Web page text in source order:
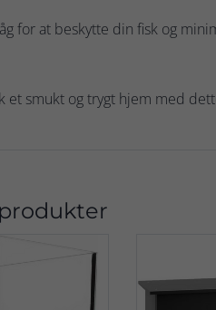
for at beskytte din fisk og
et smukt og trygt hjem med